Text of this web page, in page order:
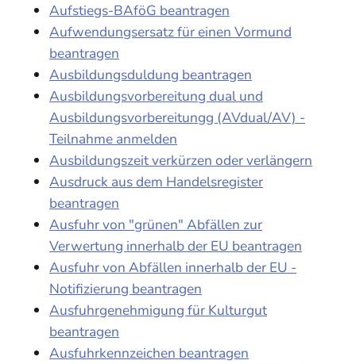
Aufstiegs-BAföG beantragen
Aufwendungsersatz für einen Vormund
beantragen
Ausbildungsduldung beantragen
Ausbildungsvorbereitung dual und
Ausbildungsvorbereitungg (AVdual/AV) -
Teilnahme anmelden
Ausbildungszeit verkürzen oder verlängern
Ausdruck aus dem Handelsregister
beantragen
Ausfuhr von "grünen" Abfällen zur
Verwertung innerhalb der EU beantragen
Ausfuhr von Abfällen innerhalb der EU -
Notifizierung beantragen
Ausfuhrgenehmigung für Kulturgut
beantragen
Ausfuhrkennzeichen beantragen